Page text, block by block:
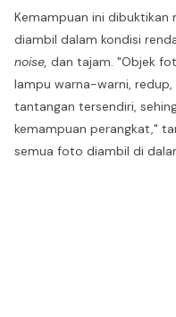
Kemampuan ini
diambil dalam kondisi
noise, dan tajam. "Objek
lampu warna-warni,
tantangan tersendiri,
kemampuan perangkat,"
semua foto diambil di